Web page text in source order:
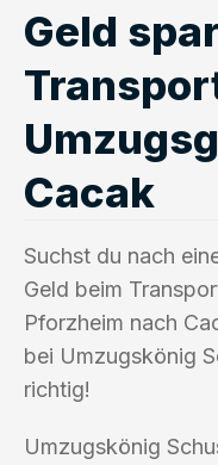
Geld
Cacak
Suchst du nach
Geld beim
Pforzheim nach
bei Umzugskönig
richtig!
Umzugskönig